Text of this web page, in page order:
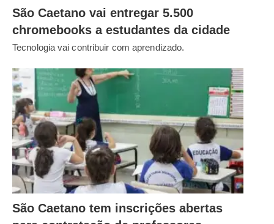
São Caetano vai entregar 5.500
chromebooks a estudantes da cidade
Tecnologia vai contribuir com aprendizado.
São Caetano tem inscrições abertas